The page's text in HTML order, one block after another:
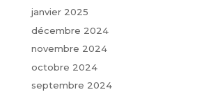
janvier 2025
décembre 2024
novembre 2024
octobre 2024
septembre 2024